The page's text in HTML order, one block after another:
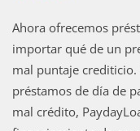
Ahora ofrecemos
importar qué de un
mal puntaje
préstamos de día de
mal crédito,